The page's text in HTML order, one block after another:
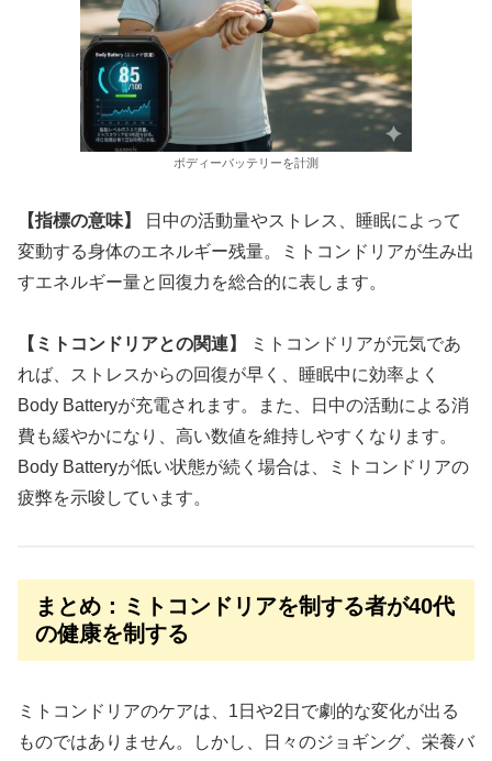
ボディーバッテリーを計測
【指標の意味】
日中の活動量やストレス、睡眠によって
変動する身体のエネルギー残量。ミトコンドリアが生み出
すエネルギー量と回復力を総合的に表します。
【ミトコンドリアとの関連】
ミトコンドリアが元気であ
れば、ストレスからの回復が早く、睡眠中に効率よく
Body Batteryが充電されます。また、日中の活動による消
費も緩やかになり、高い数値を維持しやすくなります。
Body Batteryが低い状態が続く場合は、ミトコンドリアの
疲弊を示唆しています。
まとめ：ミトコンドリアを制する者が40代
の健康を制する
ミトコンドリアのケアは、1日や2日で劇的な変化が出る
ものではありません。しかし、日々のジョギング、栄養バ